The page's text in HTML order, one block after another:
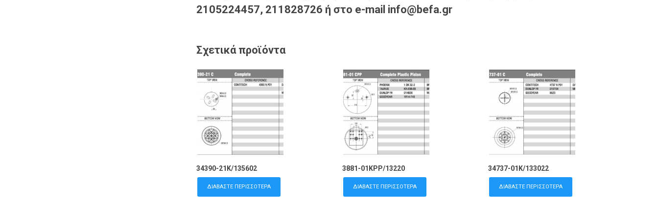
2105224457, 211828726 ή στο e-mail info@befa.gr
Σχετικά προϊόντα
34390-21K/135602
ΔΙΑΒΆΣΤΕ ΠΕΡΙΣΣΌΤΕΡΑ
3881-01KPP/13220
ΔΙΑΒΆΣΤΕ ΠΕΡΙΣΣΌΤΕΡΑ
34737-01K/133022
ΔΙΑΒΆΣΤΕ ΠΕΡΙΣΣΌΤΕΡΑ